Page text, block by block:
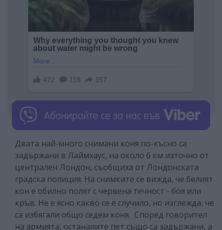
Двата най-много снимани коня по-късно са
задържани в Лаймхаус, на около 6 км източно от
централен Лондон, съобщиха от Лондонската
градска полиция. На снимките се вижда, че белият
кон е обилно полят с червена течност - боя или
кръв. Не е ясно какво се е случило, но изглежда, че
са избягали общо седем коня. Според говорител
на армията, останалите пет също са задържани, а